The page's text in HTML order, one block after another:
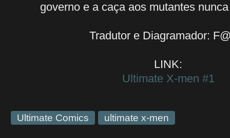
governo e a caça aos mutantes
Tradutor e Diagramador:
LINK:
Ultimate X-men #1
Ultimate Comics ultimate x-men